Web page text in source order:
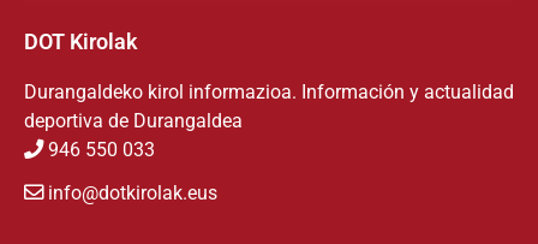
DOT Kirolak
Durangaldeko kirol informazioa. Información y actualidad
deportiva de Durangaldea
946 550 033
info@dotkirolak.eus